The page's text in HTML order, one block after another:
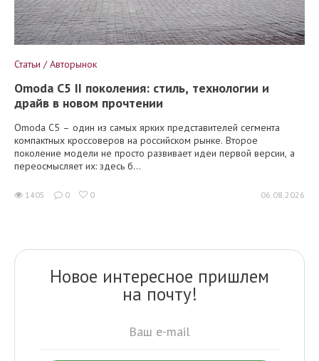
Статьи / Авторынок
Omoda C5 II поколения: стиль, технологии и
драйв в новом прочтении
Omoda C5 – один из самых ярких представителей сегмента
компактных кроссоверов на российском рынке. Второе
поколение модели не просто развивает идеи первой версии, а
переосмысляет их: здесь б...
1405 0 0 06.08.2026
Новое интересное пришлем
на почту!